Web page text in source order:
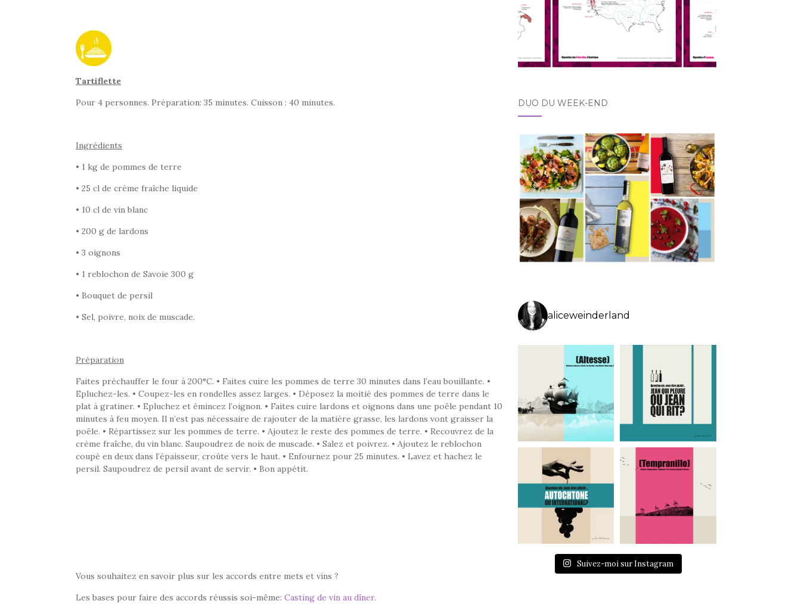
Tartiflette
Pour 4 personnes. Préparation: 35 minutes. Cuisson : 40 minutes.
Ingrédients
• 1 kg de pommes de terre
• 25 cl de crème fraîche liquide
• 10 cl de vin blanc
• 200 g de lardons
• 3 oignons
• 1 reblochon de Savoie 300 g
• Bouquet de persil
• Sel, poivre, noix de muscade.
Préparation
Faites préchauffer le four à 200°C. • Faites cuire les pommes de terre 30 minutes dans l’eau bouillante. •
Epluchez-les. • Coupez-les en rondelles assez larges. • Déposez la moitié des pommes de terre dans le
plat à gratiner. • Epluchez et émincez l’oignon. • Faites cuire lardons et oignons dans une poêle pendant 10
minutes à feu moyen. Il n’est pas nécessaire de rajouter de la matière grasse, les lardons vont graisser la
poêle. • Répartissez sur les pommes de terre. • Ajoutez le reste des pommes de terre. • Recouvrez de la
crème fraîche, du vin blanc. Saupoudrez de noix de muscade. • Salez et poivrez. • Ajoutez le reblochon
coupé en deux dans l’épaisseur, croûte vers le haut. • Enfournez pour 25 minutes. • Lavez et hachez le
persil. Saupoudrez de persil avant de servir. • Bon appétit.
Vous souhaitez en savoir plus sur les accords entre mets et vins ?
Les bases pour faire des accords réussis soi-même: Casting de vin au dîner.
DUO DU WEEK-END
aliceweinderland
Suivez-moi sur Instagram